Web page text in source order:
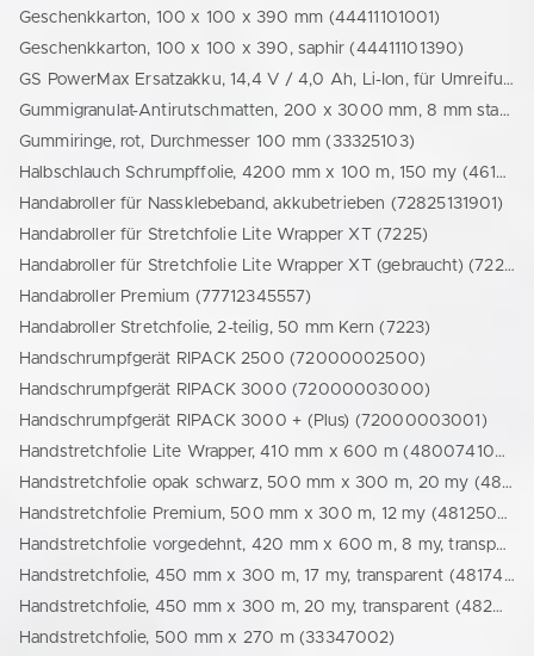
Geschenkkarton, 100 x 100 x 390 mm (44411101001)
Geschenkkarton, 100 x 100 x 390, saphir (44411101390)
GS PowerMax Ersatzakku, 14,4 V / 4,0 Ah, Li-Ion, für Umreifungsgerät GS PowerMax (77717831751)
Gummigranulat-Antirutschmatten, 200 x 3000 mm, 8 mm stark (20001054000)
Gummiringe, rot, Durchmesser 100 mm (33325103)
Halbschlauch Schrumpffolie, 4200 mm x 100 m, 150 my (46150420100)
Handabroller für Nassklebeband, akkubetrieben (72825131901)
Handabroller für Stretchfolie Lite Wrapper XT (7225)
Handabroller für Stretchfolie Lite Wrapper XT (gebraucht) (7227)
Handabroller Premium (77712345557)
Handabroller Stretchfolie, 2-teilig, 50 mm Kern (7223)
Handschrumpfgerät RIPACK 2500 (72000002500)
Handschrumpfgerät RIPACK 3000 (72000003000)
Handschrumpfgerät RIPACK 3000 + (Plus) (72000003001)
Handstretchfolie Lite Wrapper, 410 mm x 600 m (48007410600)
Handstretchfolie opak schwarz, 500 mm x 300 m, 20 my (48235003013)
Handstretchfolie Premium, 500 mm x 300 m, 12 my (481250030000)
Handstretchfolie vorgedehnt, 420 mm x 600 m, 8 my, transparent (48075420600)
Handstretchfolie, 450 mm x 300 m, 17 my, transparent (48174503000)
Handstretchfolie, 450 mm x 300 m, 20 my, transparent (48204503000)
Handstretchfolie, 500 mm x 270 m (33347002)